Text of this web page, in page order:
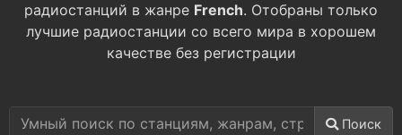
радиостанций в жанре French. Отобраны только
лучшие радиостанции со всего мира в хорошем
качестве без регистрации
Поиск